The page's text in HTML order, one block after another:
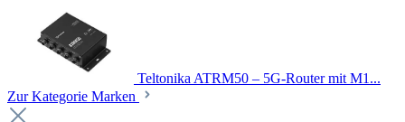
Teltonika ATRM50 – 5G-Router mit M1...
Zur Kategorie Marken